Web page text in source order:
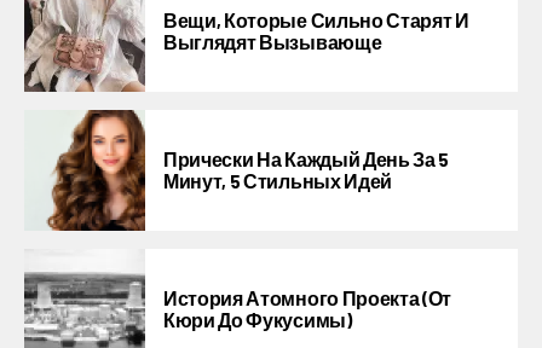
Вещи, Которые Сильно Старят И
Выглядят Вызывающе
Прически На Каждый День За 5
Минут, 5 Стильных Идей
История Атомного Проекта (от
Кюри До Фукусимы)